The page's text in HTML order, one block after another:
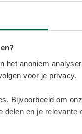
het anoniem
voor je privacy.
Bijvoorbeeld om
delen en je